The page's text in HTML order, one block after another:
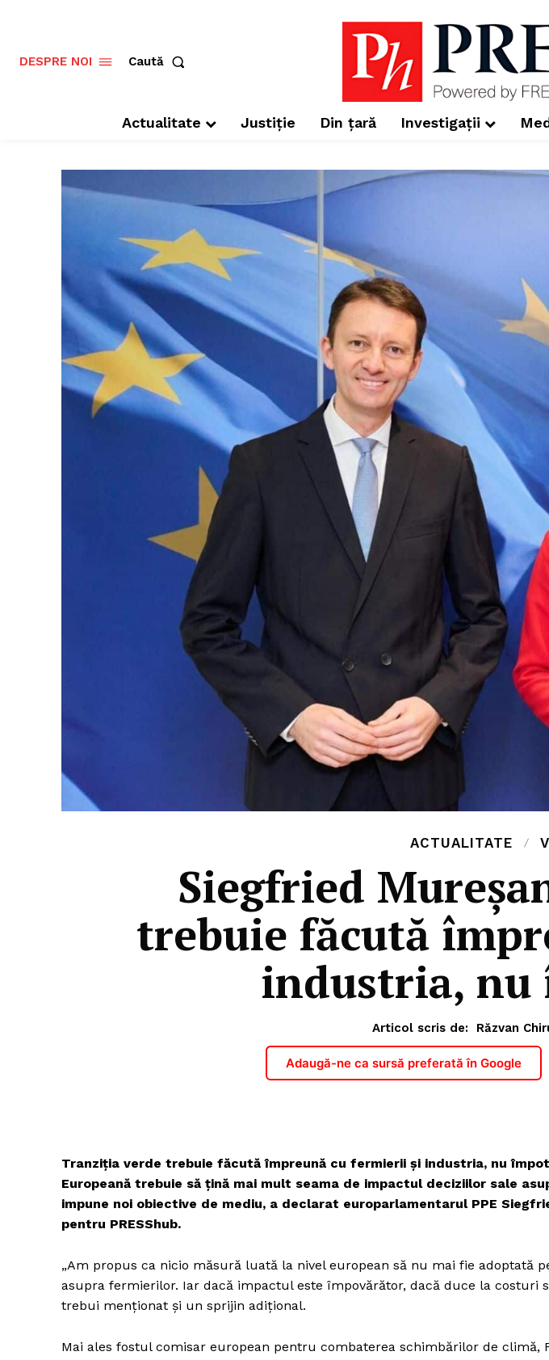
DESPRE NOI Caută
Actualitate Justiție Din țară Investigații
ACTUALITATE
Siegfried
trebuie făcută
industria,
Articol scris de: Răzvan
Adaugă-ne ca sursă preferată în Google
Tranziția verde trebuie făcută împreună cu fermierii și industria, nu
Europeană trebuie să țină mai mult seama de impactul deciziilor sale
impune noi obiective de mediu, a declarat europarlamentarul PPE
pentru PRESShub.
„Am propus ca nicio măsură luată la nivel european să nu mai fie adoptată
asupra fermierilor. Iar dacă impactul este împovărător, dacă duce la costuri
trebui menționat și un sprijin adițional.
Mai ales fostul comisar european pentru combaterea schimbărilor de climă,